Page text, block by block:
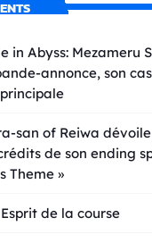
in Abyss: Mezameru
annonce, son
san of Reiwa
de son ending
Theme »
de la course